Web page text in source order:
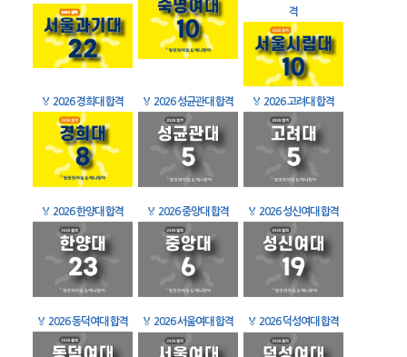
격
🏅 2026 경희대 합격 🏅 2026 성균관대 합격 🏅 2026 고려대 합격
🏅 2026 한양대 합격 🏅 2026 중앙대 합격 🏅 2026 성신여대 합격
🏅 2026 동덕여대 합격 🏅 2026 서울여대 합격 🏅 2026 덕성여대 합격